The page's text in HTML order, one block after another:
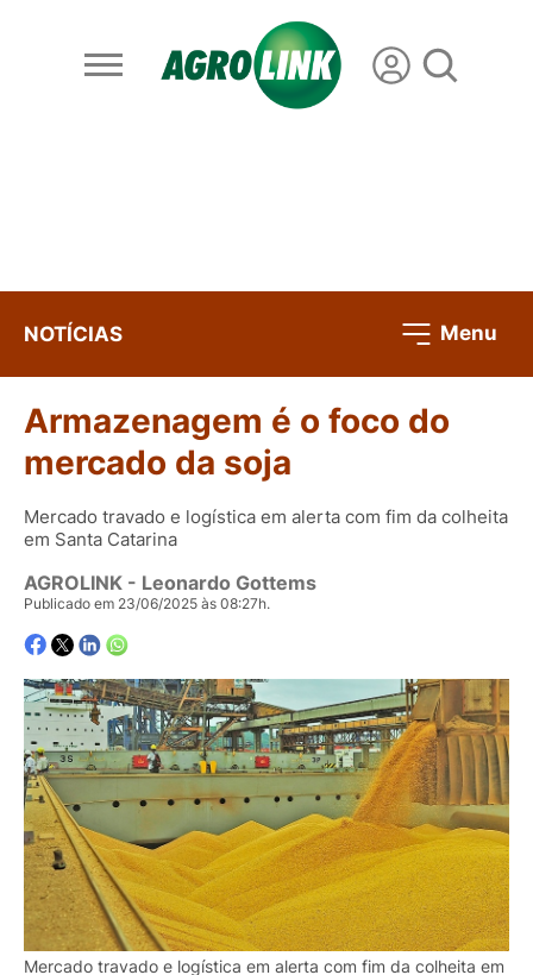
NOTÍCIAS Menu
Armazenagem é o foco do
mercado da soja
Mercado travado e logística em alerta com fim da colheita
em Santa Catarina
AGROLINK - Leonardo Gottems
Publicado em 23/06/2025 às 08:27h.
Mercado travado e logística em alerta com fim da colheita em